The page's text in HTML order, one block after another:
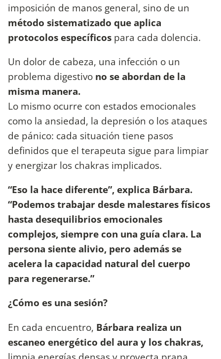
imposición de manos general, sino de un
método sistematizado que aplica
protocolos específicos para cada dolencia.
Un dolor de cabeza, una infección o un
problema digestivo no se abordan de la
misma manera.
Lo mismo ocurre con estados emocionales
como la ansiedad, la depresión o los ataques
de pánico: cada situación tiene pasos
definidos que el terapeuta sigue para limpiar
y energizar los chakras implicados.
“Eso la hace diferente”, explica Bárbara.
“Podemos trabajar desde malestares físicos
hasta desequilibrios emocionales
complejos, siempre con una guía clara. La
persona siente alivio, pero además se
acelera la capacidad natural del cuerpo
para regenerarse.”
¿Cómo es una sesión?
En cada encuentro, Bárbara realiza un
escaneo energético del aura y los chakras,